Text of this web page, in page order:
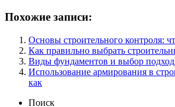
Похожие записи:
Основы строительного контроля:
Как правильно выбрать
Виды фундаментов и выбор
Использование армирования в
как
Поиск